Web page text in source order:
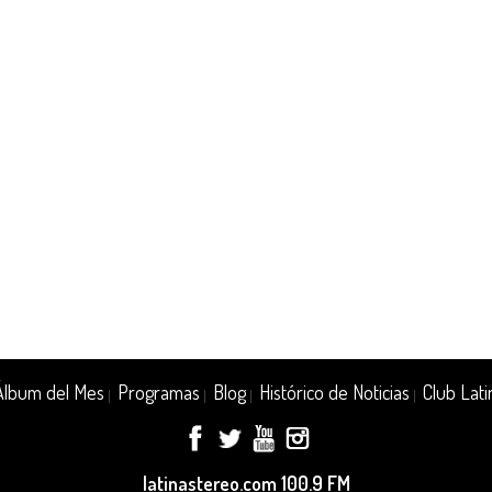
del Mes Programas Blog| Histórico de Noticias Club
latinastereo.com 100.9 FM